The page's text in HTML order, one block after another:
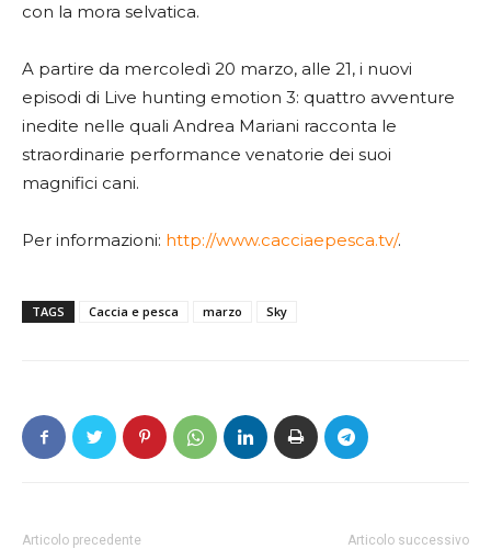
con la mora selvatica.
A partire da mercoledì 20 marzo, alle 21, i nuovi
episodi di Live hunting emotion 3: quattro avventure
inedite nelle quali Andrea Mariani racconta le
straordinarie performance venatorie dei suoi
magnifici cani.
Per informazioni: http://www.cacciaepesca.tv/.
TAGS Caccia e pesca marzo Sky
Articolo precedente Articolo successivo